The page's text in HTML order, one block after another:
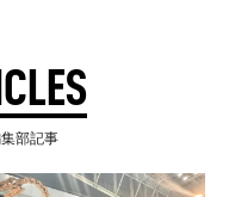
集部記事